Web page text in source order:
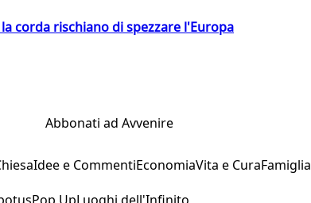
corda rischiano di spezzare l'Europa
Abbonati ad Avvenire
Idee e CommentiEconomiaVita e CuraFamiglia
Pop UpLuoghi dell'Infinito